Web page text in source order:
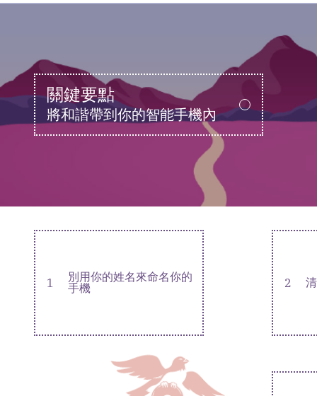
關鍵要點
將和諧帶到你的智能手機內
1
別用你的姓名來命名你的
手機
2